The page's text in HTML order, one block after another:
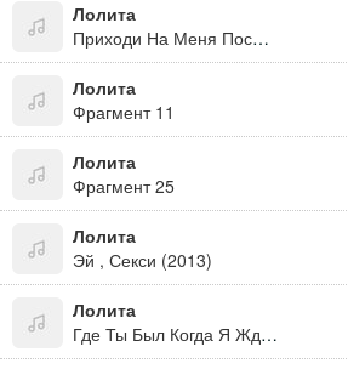
Лолита
Приходи На Меня Посмотреть
Лолита
Фрагмент 11
Лолита
Фрагмент 25
Лолита
Эй , Секси (2013)
Лолита
Где Ты Был Когда Я Ждала Где Ты Был Когда Я Не Спала Где Ты Был Когда Слезы Мои Лились До Утра Как Вода Из Ведра.. Слушай Отвали!!